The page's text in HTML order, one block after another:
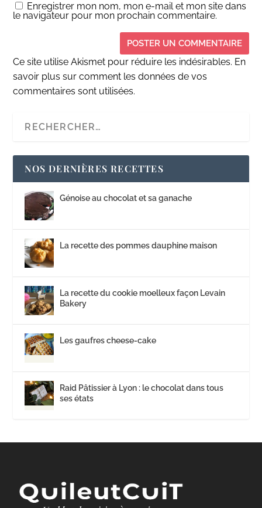
Enregistrer mon nom, mon e-mail et mon site dans
le navigateur pour mon prochain commentaire.
Ce site utilise Akismet pour réduire les indésirables. En
savoir plus sur comment les données de vos
commentaires sont utilisées.
NOS DERNIÈRES RECETTES
Génoise au chocolat et sa ganache
La recette des pommes dauphine maison
La recette du cookie moelleux façon Levain
Bakery
Les gaufres cheese-cake
Raid Pâtissier à Lyon : le chocolat dans tous
ses états